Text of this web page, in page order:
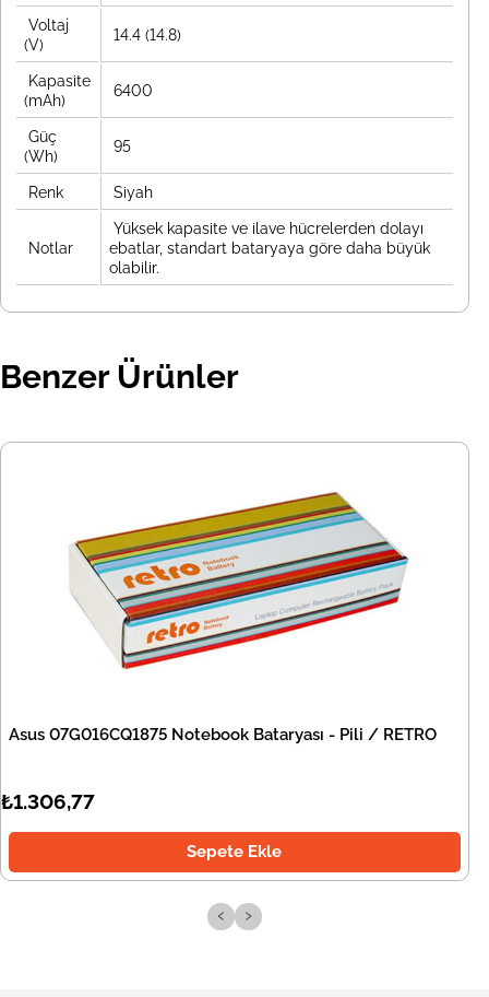
Voltaj
(V)
14.4 (14.8)
Kapasite
(mAh)
6400
Güç
(Wh)
95
Renk Siyah
Notlar
Yüksek kapasite ve ilave hücrelerden dolayı
ebatlar, standart bataryaya göre daha büyük
olabilir.
Benzer Ürünler
Asus 07G016CQ1875 Notebook Bataryası - Pili / RETRO
₺1.306,77
Sepete Ekle
‹ ›